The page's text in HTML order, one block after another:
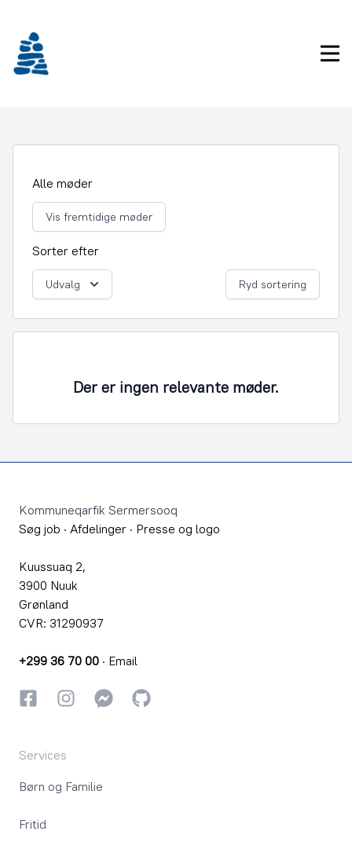
indhold
Alle møder
Vis fremtidige møder
Sorter efter
Udvalg Ryd sortering
Der er ingen relevante møder.
Kommuneqarfik Sermersooq
Søg job · Afdelinger · Presse og logo
Kuussuaq 2,
3900 Nuuk
Grønland
CVR: 31290937
+299 36 70 00 · Email
FacebookInstagramInstagram
GitHub
Services
Børn og Familie
Fritid